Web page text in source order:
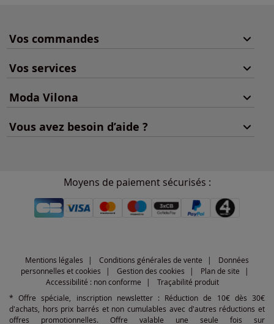
Vos commandes
Vos services
Moda Vilona
Vous avez besoin d’aide ?
Moyens de paiement sécurisés :
Mentions légales Conditions générales de vente
Données
personnelles et cookies
Gestion des cookies
Plan de site
Accessibilité : non conforme
Traçabilité produit
* Offre spéciale, inscription newsletter : Réduction de 10€ dès 30€
d'achats, hors prix barrés et non cumulables avec d'autres réductions et
offres promotionnelles. Offre valable une seule fois sur